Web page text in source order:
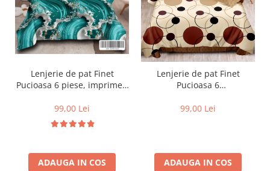
Lenjerie de pat Finet
Pucioasa 6 piese, imprimeu
alb și auriu-R619
99,00 Lei
ADAUGA IN COS
Lenjerie de pat Finet
Pucioasa 6
si buline-R369
99,00 Lei
ADAUGA IN COS